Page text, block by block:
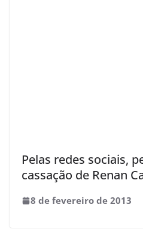
Pelas redes sociais,
cassação de Renan
8 de fevereiro de 2013